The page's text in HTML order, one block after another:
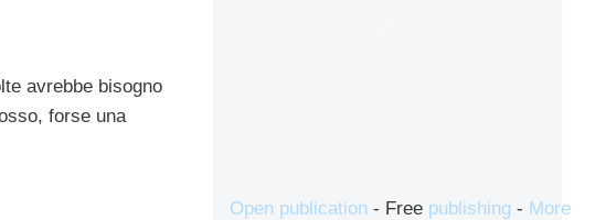
avrebbe bisogno
forse una
Open publication - Free publishing - More